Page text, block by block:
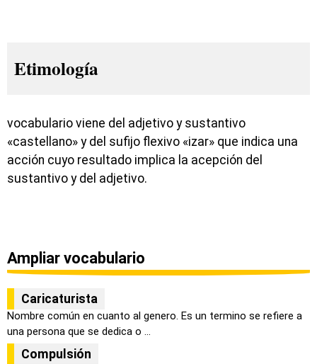
Etimología
vocabulario viene del adjetivo y sustantivo
«castellano» y del sufijo flexivo «izar» que indica una
acción cuyo resultado implica la acepción del
sustantivo y del adjetivo.
Ampliar vocabulario
Caricaturista
Nombre común en cuanto al genero. Es un termino se refiere a
una persona que se dedica o ...
Compulsión